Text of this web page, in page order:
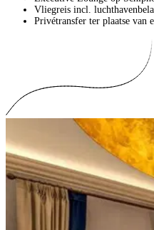
Vliegreis incl.
Privétransfer ter plaatse van